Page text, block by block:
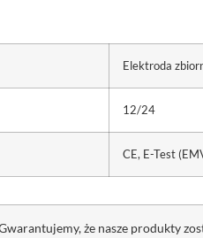
Elektroda
12/24
CE, E-Test
że nasze produkty